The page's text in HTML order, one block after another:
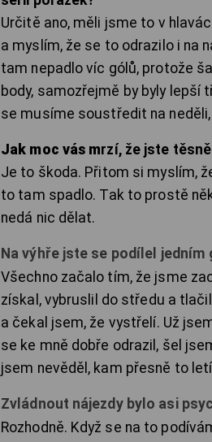
Určitě ano, měli jsme to v
a myslím, že se to odrazilo i na
tam nepadlo víc gólů, protože
body, samozřejmě by byly lepší
se musíme soustředit na
Jak moc vás mrzí, že jste
Je to škoda. Přitom si myslím,
to tam spadlo. Tak to prostě
nedá nic dělat.
Na výhře jste se podílel
Všechno začalo tím, že jsme
získal, vybruslil do středu a
a čekal jsem, že vystřelí. Už
se ke mně dobře odrazil, šel
jsem nevěděl, kam přesně to
Zvládnout nájezdy bylo asi
Rozhodně. Když se na to